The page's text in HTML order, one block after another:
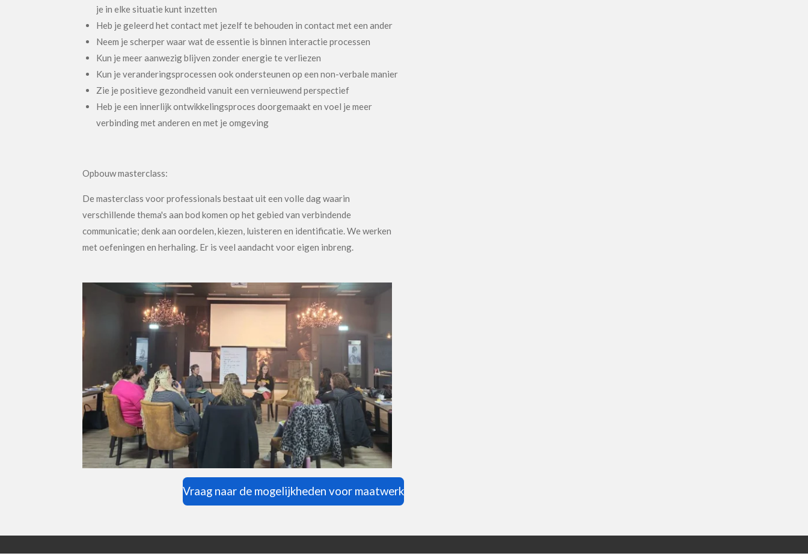
je in elke situatie kunt inzetten
Heb je geleerd het contact met jezelf te behouden in contact met een ander
Neem je scherper waar wat de essentie is binnen interactie processen
Kun je meer aanwezig blijven zonder energie te verliezen
Kun je veranderingsprocessen ook ondersteunen op een non-verbale manier
Zie je positieve gezondheid vanuit een vernieuwend perspectief
Heb je een innerlijk ontwikkelingsproces doorgemaakt en voel je meer
verbinding met anderen en met je omgeving
Opbouw masterclass:
De masterclass voor professionals bestaat uit een volle dag waarin
verschillende thema's aan bod komen op het gebied van verbindende
communicatie; denk aan oordelen, kiezen, luisteren en identificatie. We werken
met oefeningen en herhaling. Er is veel aandacht voor eigen inbreng.
Vraag naar de mogelijkheden voor maatwerk